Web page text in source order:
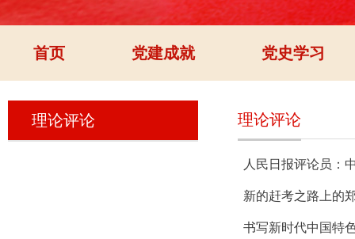
首页 党建成就 党史学习
理论评论 理论评论
人民日报评论员：
新的赶考之路上的
书写新时代中国特